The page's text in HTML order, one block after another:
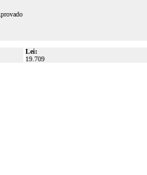
Lei:
19.709